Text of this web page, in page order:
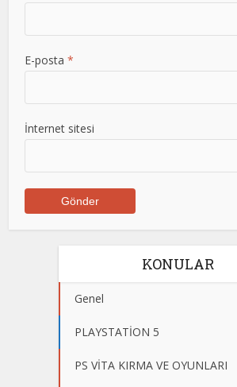
E-posta*
İnternet sitesi
KONULAR
Genel
PLAYSTATİON 5
PS VİTA KIRMA VE OYUNLARI